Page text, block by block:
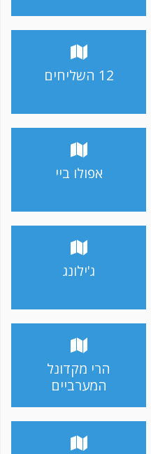
12 השליחים
אפולו ביי
ג'ילונג
הרי מקדונל
המערביים